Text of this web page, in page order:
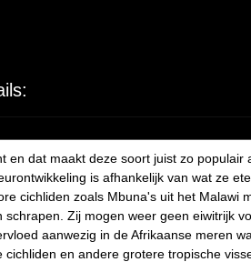
en dat maakt deze soort juist zo
is afhankelijk van wat ze
cichliden zoals Mbuna's uit het Malawi
Zij mogen weer geen eiwitrijk
aanwezig in de Afrikaanse meren
en andere grotere tropische